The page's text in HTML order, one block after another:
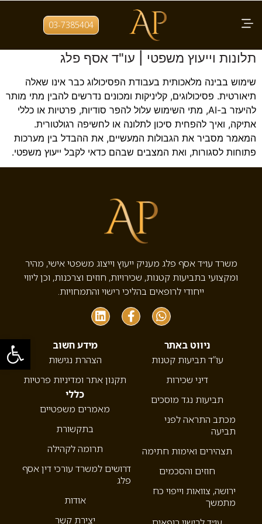
פתח
03-7385404 תגית: פרטיות בקליניקה
בינה מלאכותית לפסיכולוגים: סודיות, אתיקה,
תלונות וייעוץ משפטי | עו"ד אסף פלג
שימוש בבינה מלאכותית בעבודת הפסיכולוג כבר אינו שאלה
תיאורטית. פסיכולוגים, קליניקות ומכונים נדרשים להבין מתי מותר
להיעזר ב-AI, מתי השימוש עלול להפר סודיות, פרטיות או כללי
אתיקה, ואיך להפחית סיכון לתלונה או לחשיפה רגולטורית.
המאמר מסביר את הגבולות המעשיים, את ההבדל בין מערכות
פתוחות לסגורות, ואת המצבים שבהם כדאי לקבל ייעוץ משפטי.
משרד עו״ד אסף פלג מעניק ייעוץ וייצוג משפטי אישי, מהיר
ומקצועי בתביעות קטנות, שכירויות, חוזים וצרכנות, וכן ליווי
ייחודי לרופאים בהליכי רישוי והתמחויות.
ניווט באתר
עו”ד תביעות קטנות
דיני שכירות
תביעות נגד מוסכים
מכתב התראה לפני
תביעה
תצהירים ואימות חתימה
חוזים והסכמים
ירושה, צוואות וייפוי כח
מתמשך
מידע חשוב
הצהרת נגישות
תקנון אתר ומדיניות פרטיות
כללי
מאמרים משפטיים
בתקשורת
תרומה לקהילה
דרושים למשרד עורכי דין אסף
פלג
אודות
יצירת קשר